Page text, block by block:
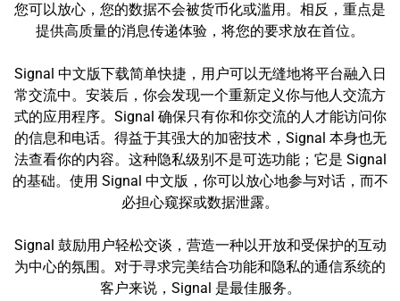
您可以放心，您的数据不会被货币化或滥用。相反，重点是
提供高质量的消息传递体验，将您的要求放在首位。
Signal 中文版下载简单快捷，用户可以无缝地将平台融入日
常交流中。安装后，你会发现一个重新定义你与他人交流方
式的应用程序。Signal 确保只有你和你交流的人才能访问你
的信息和电话。得益于其强大的加密技术，Signal 本身也无
法查看你的内容。这种隐私级别不是可选功能；它是 Signal
的基础。使用 Signal 中文版，你可以放心地参与对话，而不
必担心窥探或数据泄露。
Signal 鼓励用户轻松交谈，营造一种以开放和受保护的互动
为中心的氛围。对于寻求完美结合功能和隐私的通信系统的
客户来说，Signal 是最佳服务。